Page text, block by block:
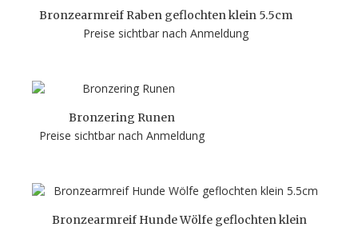
Bronzearmreif Raben geflochten klein 5.5cm
Preise sichtbar nach Anmeldung
Bronzering Runen
Preise sichtbar nach Anmeldung
Bronzearmreif Hunde Wölfe geflochten klein